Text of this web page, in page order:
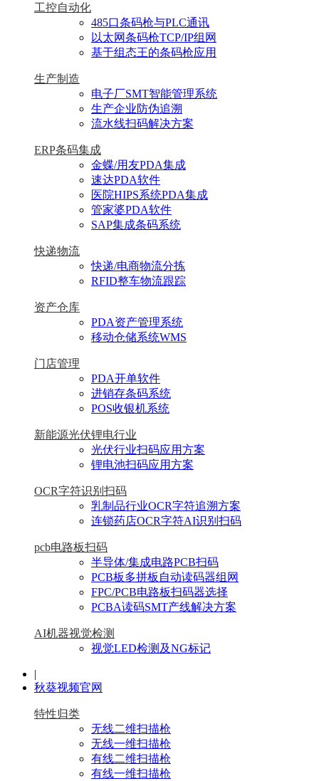
工控自动化
485口条码枪与PLC通讯
以太网条码枪TCP/IP组网
基于组态王的条码枪应用
生产制造
电子厂SMT智能管理系统
生产企业防伪追溯
流水线扫码解决方案
ERP条码集成
金蝶/用友PDA集成
速达PDA软件
医院HIPS系统PDA集成
管家婆PDA软件
SAP集成条码系统
快递物流
快递/电商物流分拣
RFID整车物流跟踪
资产仓库
PDA资产管理系统
移动仓储系统WMS
门店管理
PDA开单软件
进销存条码系统
POS收银机系统
新能源光伏锂电行业
光伏行业扫码应用方案
锂电池扫码应用方案
OCR字符识别扫码
乳制品行业OCR字符追溯方案
连锁药店OCR字符AI识别扫码
pcb电路板扫码
半导体/集成电路PCB扫码
PCB板多拼板自动读码器组网
FPC/PCB电路板扫码器选择
PCBA读码SMT产线解决方案
AI机器视觉检测
视觉LED检测及NG标记
|
秋葵视频官网
特性归类
无线二维扫描枪
无线一维扫描枪
有线二维扫描枪
有线一维扫描枪